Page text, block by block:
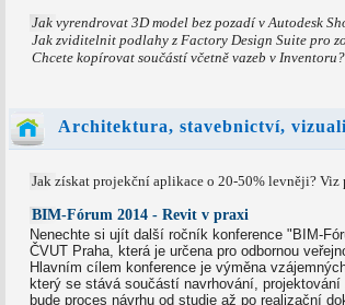
Jak vyrendrovat 3D model bez pozadí v Autodesk
Jak zviditelnit podlahy z Factory Design Suite pro
Chcete kopírovat součástí včetně vazeb v
Architektura, stavebnictví,
Jak získat projekční aplikace o 20-50% levněji? Viz
BIM-Fórum 2014 - Revit v praxi
Nenechte si ujít další ročník konference "BIM-
ČVUT Praha, která je určena pro odbornou
Hlavním cílem konference je výměna
který se stává součástí navrhování,
bude proces návrhu od studie až po realizační